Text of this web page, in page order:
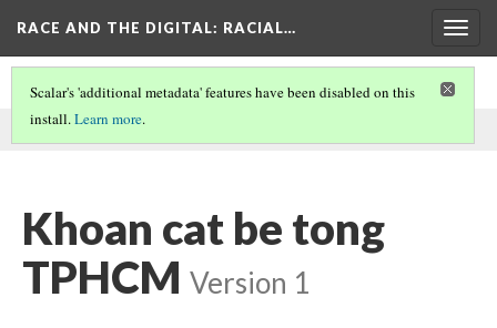
RACE AND THE DIGITAL: RACIAL…
This comment was written by catsanbetong on
Scalar's 'additional metadata' features have been disabled on this
install.Learn more.
Khoan cat be tong
TPHCM Version 1